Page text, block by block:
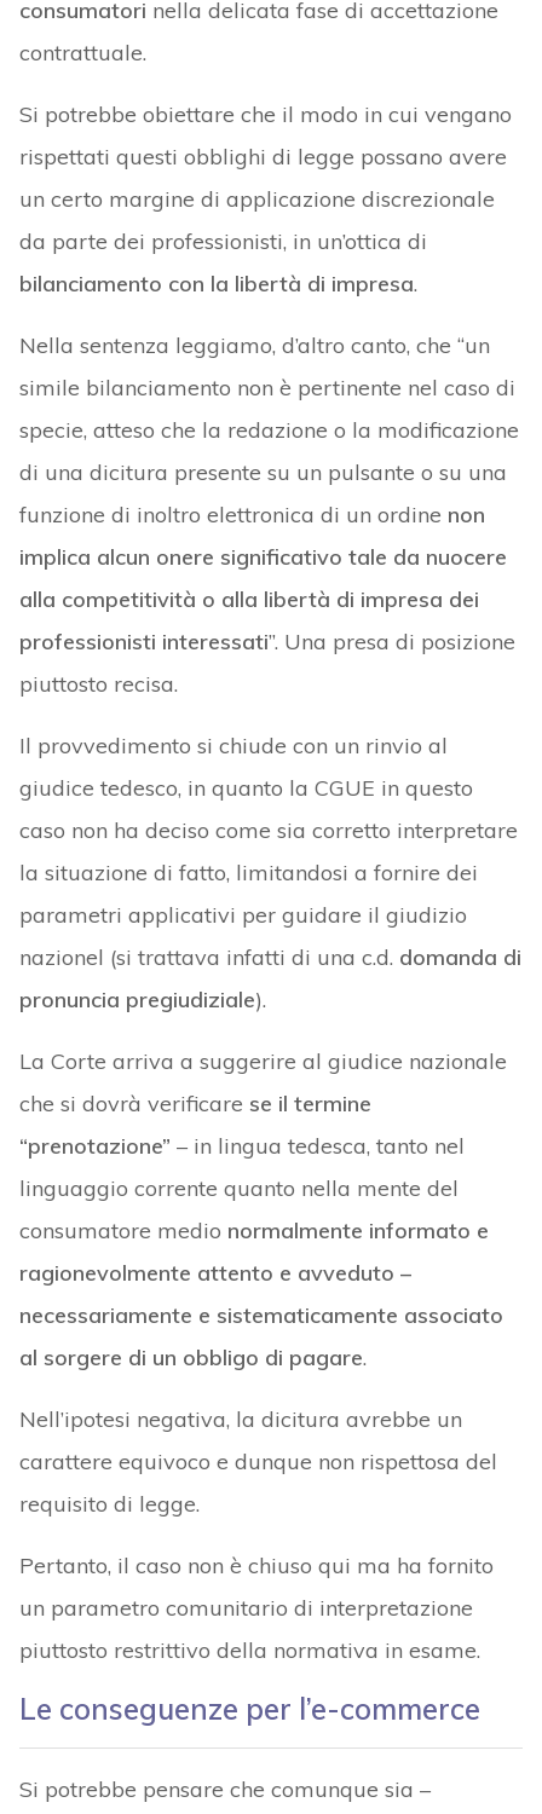
consumatori nella delicata fase di accettazione
contrattuale.
Si potrebbe obiettare che il modo in cui vengano
rispettati questi obblighi di legge possano avere
un certo margine di applicazione discrezionale
da parte dei professionisti, in un’ottica di
bilanciamento con la libertà di impresa.
Nella sentenza leggiamo, d’altro canto, che “un
simile bilanciamento non è pertinente nel caso di
specie, atteso che la redazione o la modificazione
di una dicitura presente su un pulsante o su una
funzione di inoltro elettronica di un ordine non
implica alcun onere significativo tale da nuocere
alla competitività o alla libertà di impresa dei
professionisti interessati”. Una presa di posizione
piuttosto recisa.
Il provvedimento si chiude con un rinvio al
giudice tedesco, in quanto la CGUE in questo
caso non ha deciso come sia corretto interpretare
la situazione di fatto, limitandosi a fornire dei
parametri applicativi per guidare il giudizio
nazionel (si trattava infatti di una c.d. domanda di
pronuncia pregiudiziale).
La Corte arriva a suggerire al giudice nazionale
che si dovrà verificare se il termine
“prenotazione” – in lingua tedesca, tanto nel
linguaggio corrente quanto nella mente del
consumatore medio normalmente informato e
ragionevolmente attento e avveduto –
necessariamente e sistematicamente associato
al sorgere di un obbligo di pagare.
Nell’ipotesi negativa, la dicitura avrebbe un
carattere equivoco e dunque non rispettosa del
requisito di legge.
Pertanto, il caso non è chiuso qui ma ha fornito
un parametro comunitario di interpretazione
piuttosto restrittivo della normativa in esame.
Le conseguenze per l’e-commerce
Si potrebbe pensare che comunque sia –